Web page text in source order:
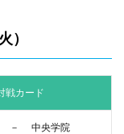
）
戦カード
－ 中央学院